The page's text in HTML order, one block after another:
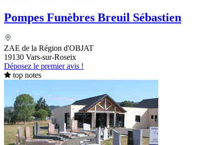
Pompes Funèbres Breuil Sébastien
ZAE de la Région d'OBJAT
19130 Vars-sur-Roseix
Déposez le premier avis !
top notes